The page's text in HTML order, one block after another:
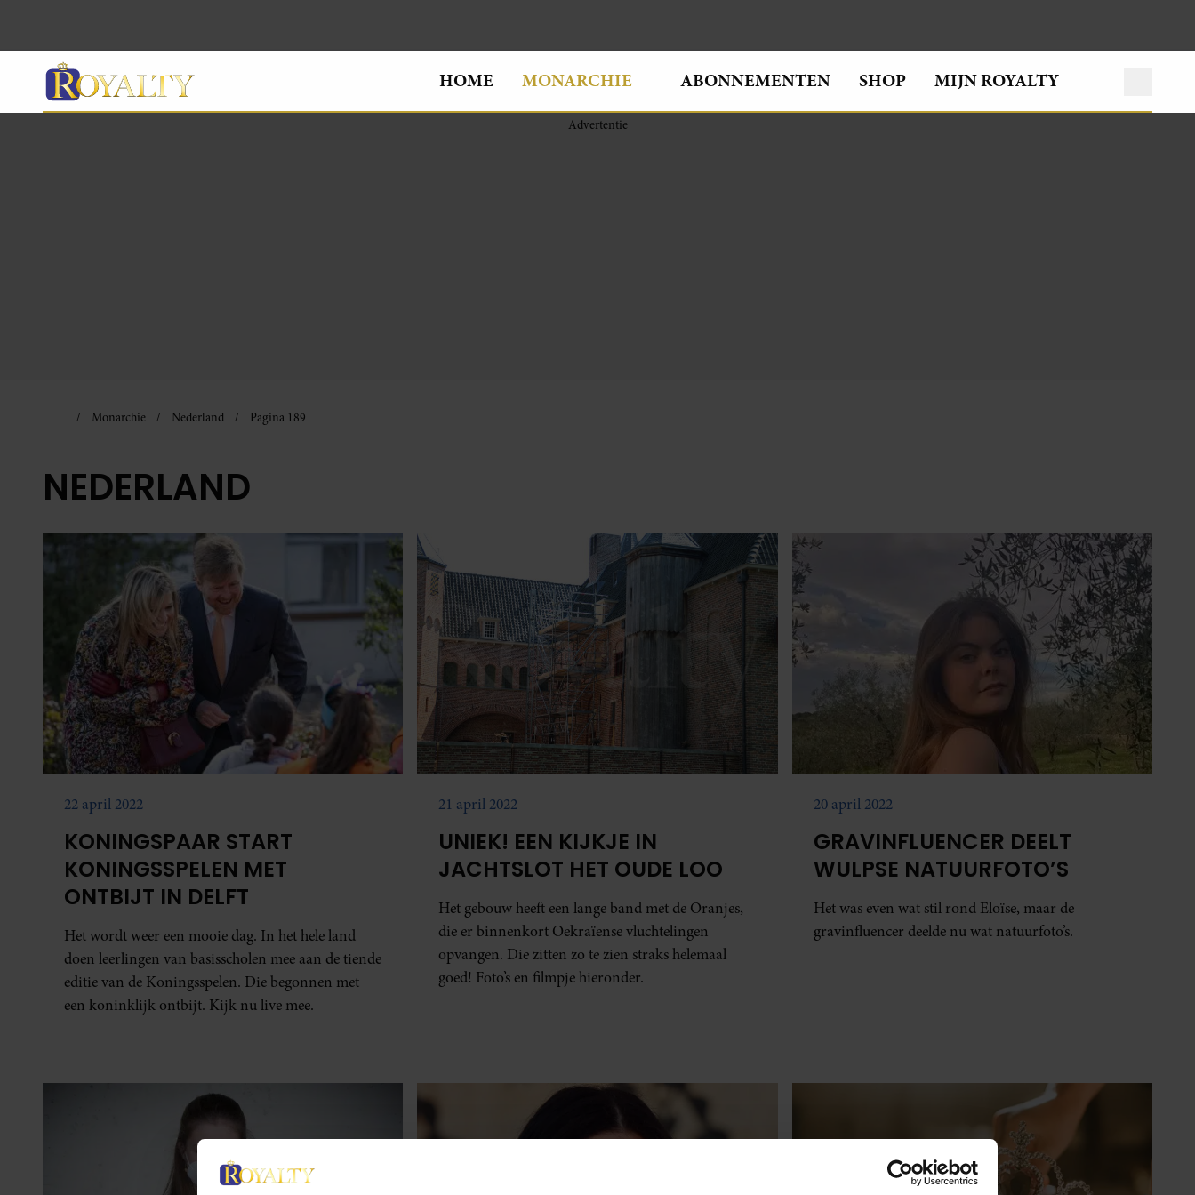
HOME MONARCHIE ABONNEMENTEN SHOP MIJN ROYALTY
Monarchie Nederland Pagina 189
NEDERLAND
22 april 2022
KONINGSPAAR START
KONINGSSPELEN MET
ONTBIJT IN DELFT
Het wordt weer een mooie dag. In het hele land
doen leerlingen van basisscholen mee aan de tiende
editie van de Koningsspelen. Die begonnen met
een koninklijk ontbijt. Kijk nu live mee.
21 april 2022
UNIEK! EEN KIJKJE IN
JACHTSLOT HET OUDE LOO
Het gebouw heeft een lange band met de Oranjes,
die er binnenkort Oekraïense vluchtelingen
opvangen. Die zitten zo te zien straks helemaal
goed! Foto’s en filmpje hieronder.
20 april 2022
GRAVINFLUENCER DEELT
WULPSE NATUURFOTO’S
Het was even wat stil rond Eloïse, maar de
gravinfluencer deelde nu wat natuurfoto’s.